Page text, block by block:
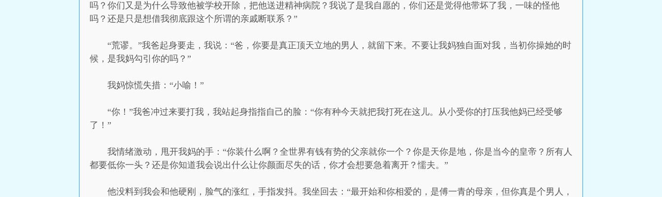
吗？你们又是为什么导致他被学校开除，把他送进精神病院？我说了是我自愿的，你们还是觉得他带坏了我，一味的怪他
吗？还是只是想借我彻底跟这个所谓的亲戚断联系？”
“荒谬。”我爸起身要走，我说：“爸，你要是真正顶天立地的男人，就留下来。不要让我妈独自面对我，当初你操她的时
候，是我妈勾引你的吗？”
我妈惊慌失措：“小喻！”
“你！”我爸冲过来要打我，我站起身指指自己的脸：“你有种今天就把我打死在这儿。从小受你的打压我他妈已经受够
了！”
我情绪激动，甩开我妈的手：“你装什么啊？全世界有钱有势的父亲就你一个？你是天你是地，你是当今的皇帝？所有人
都要低你一头？还是你知道我会说出什么让你颜面尽失的话，你才会想要急着离开？懦夫。”
他没料到我会和他硬刚，脸气的涨红，手指发抖。我坐回去：“最开始和你相爱的，是傅一青的母亲，但你真是个男人，